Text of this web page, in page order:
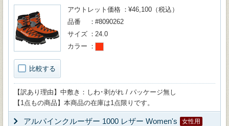
比較する
アウトレット価格
¥46,100（税込）
品番
#8090262
サイズ
24.0
カラー
【訳あり理由】中敷き：しわ･剥がれ / パッケージ無し
【1点もの商品】本商品の在庫は1点限りです。
アルパインクルーザー 1000 レザー Women's 女性用